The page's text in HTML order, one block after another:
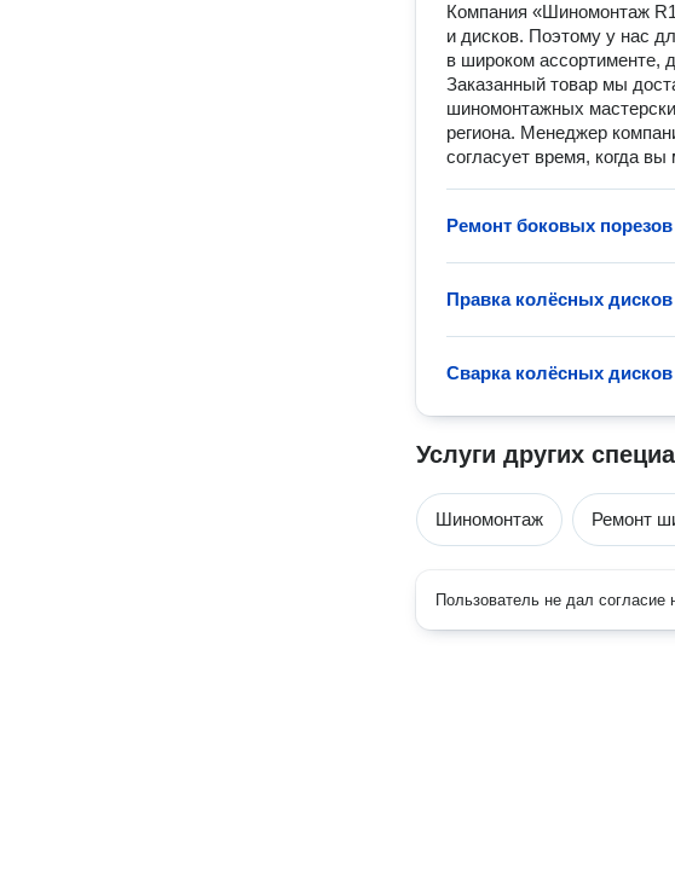
Компания «Шиномонтаж
и дисков. Поэтому у нас
в широком ассортименте,
Заказанный товар мы
шиномонтажных
региона. Менеджер
согласует время, когда вы
Ремонт боковых порезов
Правка колёсных дисков
Сварка колёсных дисков
Услуги других
Шиномонтаж Ремонт
Пользователь не дал согласие